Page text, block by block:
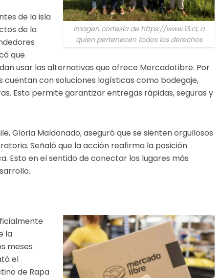
Imagen cortesía de https://www.13.cl, a
quien pertenecen todos los derechos
de la isla
de la
que
usar las alternativas que ofrece MercadoLibre. Por
con soluciones logísticas como bodegaje,
Esto permite garantizar entregas rápidas, seguras y
Gloria Maldonado, aseguró que se sienten orgullosos
Señaló que la acción reafirma la posición
Esto en el sentido de conectar los lugares más
la
meses
el
de Rapa